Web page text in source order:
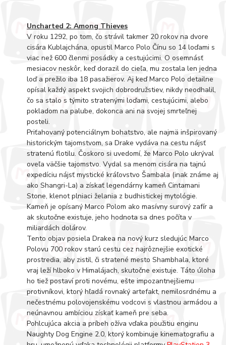
Uncharted 2: Among Thieves
V roku 1292, po tom, čo strávil takmer 20 rokov na dvore
cisára Kublajchána, opustil Marco Polo Čínu so 14 loďami s
viac než 600 členmi posádky a cestujúcimi. O osemnásť
mesiacov neskôr, keď dorazil do cieľa, mu zostala len jedna
loď a prežilo iba 18 pasažierov. Aj keď Marco Polo detailne
opísal každý aspekt svojich dobrodružstiev, nikdy neodhalil,
čo sa stalo s týmito stratenými loďami, cestujúcimi, alebo
pokladom na palube, dokonca ani na svojej smrteľnej
posteli.
Priťahovaný potenciálnym bohatstvo, ale najmä inšpirovaný
historickým tajomstvom, sa Drake vydáva na cestu nájsť
stratenú flotilu. Čoskoro si uvedomí, že Marco Polo ukrýval
oveľa väčšie tajomstvo. Vydal sa menom cisára na tajnú
expedíciu nájsť mystické kráľovstvo Šambala (inak známe aj
ako Shangri-La) a získať legendárny kameň Cintamani
Stone, klenot plniaci želania z budhistickej mytológie.
Kameň je opísaný Marco Polom ako masívny surový zafír a
ak skutočne existuje, jeho hodnota sa dnes počíta v
miliardách dolárov.
Tento objav posiela Drakea na nový kurz sledujúc Marco
Polovu 700 rokov starú cestu cez najrôznejšie exotické
prostredia, aby zistil, či stratené mesto Shambhala, ktoré
vraj leží hlboko v Himalájach, skutočne existuje. Táto úloha
ho tiež postaví proti novému, ešte impozantnejšiemu
protivníkovi, ktorý hľadá rovnaký artefakt, nemilosrdnému a
nečestnému polovojenskému vodcovi s vlastnou armádou a
neúnavnou ambíciou získať kameň pre seba.
Pohlcujúca akcia a príbeh ožíva vďaka použitiu enginu
Naughty Dog Engine 2.0, ktorý kombinuje kinematografiu a